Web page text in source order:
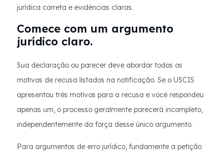
jurídica correta e evidências claras.
Comece com um argumento
jurídico claro.
Sua declaração ou parecer deve abordar todos os
motivos de recusa listados na notificação. Se o USCIS
apresentou três motivos para a recusa e você respondeu
apenas um, o processo geralmente parecerá incompleto,
independentemente da força desse único argumento.
Para argumentos de erro jurídico, fundamente a petição